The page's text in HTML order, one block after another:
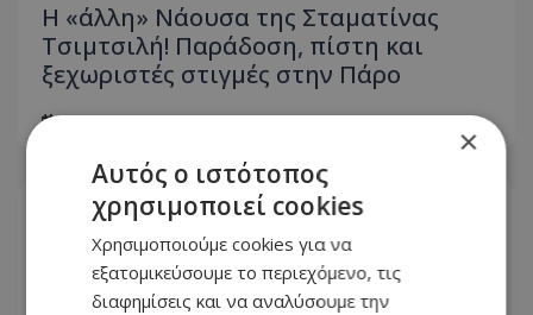
Η «άλλη» Νάουσα της Σταματίνας
Τσιμτσιλή! Παράδοση, πίστη και
ξεχωριστές στιγμές στην Πάρο
06.08.2026 - 14:26 ×
Αυτός ο ιστότοπος
χρησιμοποιεί cookies
Χρησιμοποιούμε cookies για να
εξατομικεύσουμε το περιεχόμενο, τις
διαφημίσεις και να αναλύσουμε την